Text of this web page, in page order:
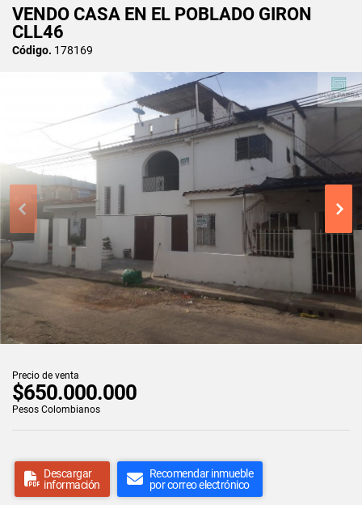
VENDO CASA EN EL POBLADO GIRON
CLL46
Código. 178169
Precio de venta
$650.000.000
Pesos Colombianos
Descargar
información
Recomendar inmueble
por correo electrónico